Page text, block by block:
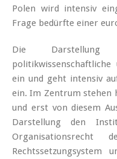
Polen wird intensiv
Frage bedürfte einer
Die
ein und geht intensiv
ein. Im Zentrum stehen
und erst von diesem
Darstellung den
Rechtssetzungsystem